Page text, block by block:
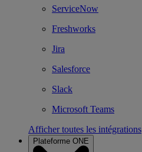
ServiceNow
Freshworks
Jira
Salesforce
Slack
Microsoft Teams
Afficher toutes les intégrations
Plateforme ONE